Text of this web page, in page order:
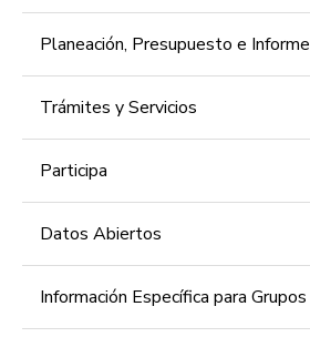
Planeación, Presupuesto e
Trámites y Servicios
Participa
Datos Abiertos
Información Específica para